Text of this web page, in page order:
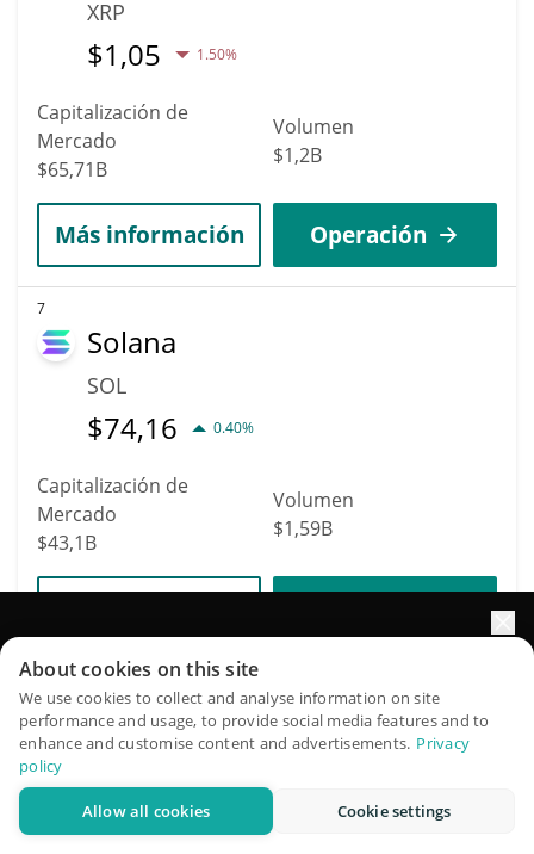
XRP
$1,05 1.50%
Capitalización de
Mercado
$65,71B
Volumen
$1,2B
Más información Operación
7
Solana
SOL
$74,16 0.40%
Capitalización de
Mercado
$43,1B
Volumen
$1,59B
11
Dogecoin
DOGE
$0,07
QuantPilot es una plataforma integral de estrategias donde
agentes autónomos crean, hacen backtesting y optimizan
sus estrategias y realizan investigación de mercado
Pruébelo gratis
About cookies on this site
We use cookies to collect and analyse information on site
performance and usage, to provide social media features and to
enhance and customise content and advertisements. Privacy
policy
Allow all cookies Cookie settings